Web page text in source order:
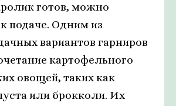
готов, можно
подаче. Одним из
вариантов гарниров
картофельного
овощей, таких как
или брокколи. Их